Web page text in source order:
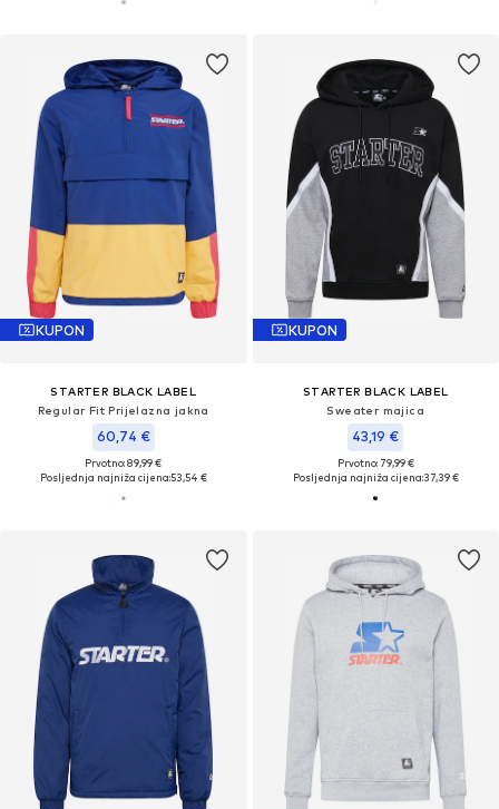
KUPON
STARTER BLACK LABEL
Regular Fit Prijelazna jakna
60,74 €
Prvotno: 89,99 €
Posljednja najniža cijena:53,54 €
KUPON
STARTER BLACK LABEL
Sweater majica
43,19 €
Prvotno: 79,99 €
Posljednja najniža cijena:37,39 €